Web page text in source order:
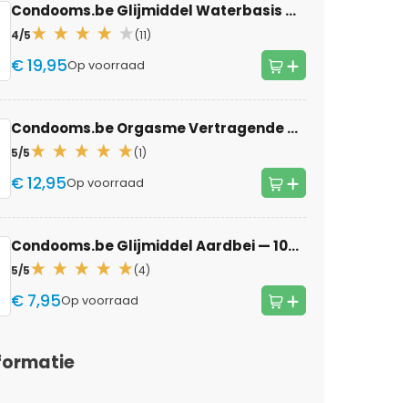
Condooms.be Glijmiddel Waterbasis
— 500ml
4/5 (11)
€ 19,95Op voorraad
Condooms.be Orgasme Vertragende Gel Strong voor mannen
5/5 (1)
€ 12,95Op voorraad
Condooms.be Glijmiddel Aardbei— 100ml
5/5 (4)
€ 7,95Op voorraad